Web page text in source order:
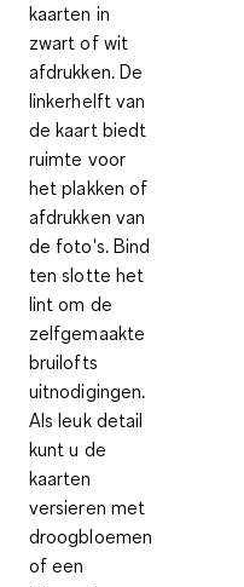
kaarten in
zwart of wit
afdrukken. De
linkerhelftvan
de kaart biedt
ruimte voor
hetplakken of
afdrukken van
de foto's. Bind
ten slotte het
lint om de
zelfgemaakte
bruilofts
uitnodigingen.
Als leuk detail
kunt u de
kaarten
versieren met
droogbloemen
of een